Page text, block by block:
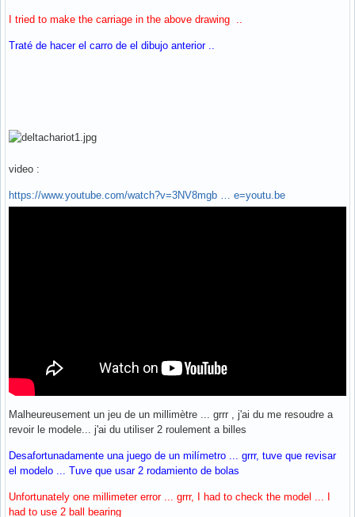
I tried to make the carriage in the above drawing ..
Traté de hacer el carro de el dibujo anterior ..
video :
https://www.youtube.com/watch?v=3NV8mgb … e=youtu.be
Malheureusement un jeu de un millimètre ... grrr , j'ai du me resoudre a
revoir le modele... j'ai du utiliser 2 roulement a billes
Desafortunadamente una juego de un milímetro ... grrr, tuve que revisar
el modelo ... Tuve que usar 2 rodamiento de bolas
Unfortunately one millimeter error ... grrr, I had to check the model ... I
had to use 2 ball bearing